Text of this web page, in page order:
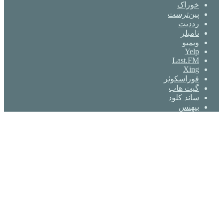
خوراک
‫پین‌ترست
‫رددیت
‫تامبلر
ویمیو
Yelp
Last.FM
Xing
فوراسکوئر
گیت ‌هاب
ساند کلود
بیهنس